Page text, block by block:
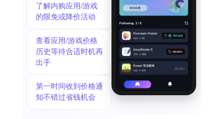
了解内购应用/游戏
的限免或降价活动
查看应用/游戏价格
历史等待合适时机再
出手
第一时间收到价格通
知不错过省钱机会